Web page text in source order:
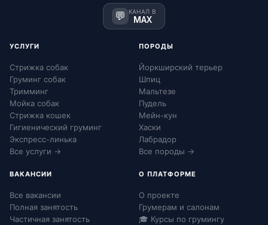
💬 КАНАЛ В
MAX
УСЛУГИ
Стрижка собак
Груминг собак
Тримминг
Мойка собак
Стрижка кошек
Гигиенический груминг
Экспресс-линька
Все услуги →
ПОРОДЫ
Йоркширский терьер
Шпиц
Мальтезе
Пудель
Мейн-кун
Хаски
Лабрадор
Все породы →
ВАКАНСИИ
Все вакансии
Полная занятость
Частичная занятость
О ПЛАТФОРМЕ
О проекте
Грумерам и салонам
🎓 Курсы по грумингу